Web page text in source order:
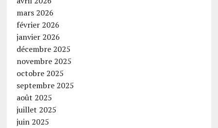
mars 2026
février 2026
janvier 2026
décembre 2025
novembre 2025
octobre 2025
septembre 2025
août 2025
juillet 2025
juin 2025